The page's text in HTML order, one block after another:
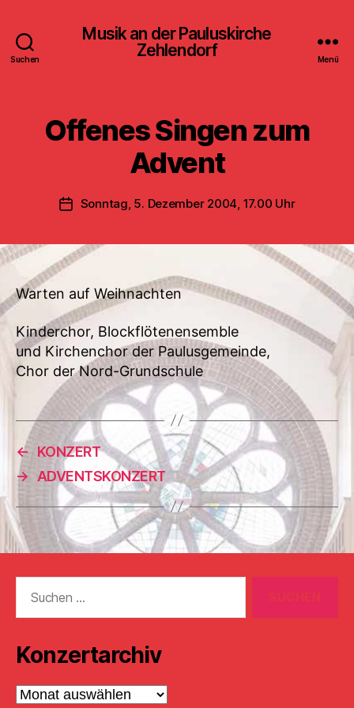
Suchen
Musik an der Pauluskirche
Zehlendorf
Menü
Offenes Singen zum
Advent
Veröffentlichungsdatum
Sonntag, 5. Dezember 2004, 17.00 Uhr
Warten auf Weihnachten
Kinderchor, Blockflötenensemble
und Kirchenchor der Paulusgemeinde,
Chor der Nord-Grundschule
← KONZERT
→
ADVENTSKONZERT
nach:
Konzertarchiv
Konzertarchiv